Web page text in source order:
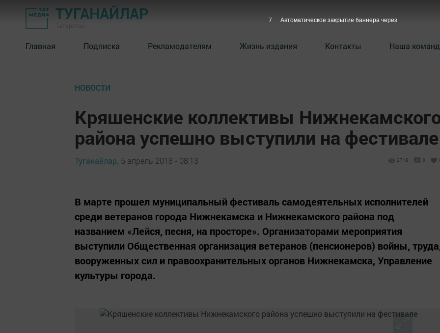
ТУГАНАЙЛАР
Главная Подписка Рекламодателям Жизнь издания Контакты Наша
НОВОСТИ
Кряшенские коллективы
района успешно выступили на фестивале
Туганайлар, 5 апрель 2018 - 08:13 2718 0
В марте прошел муниципальный фестиваль самодеятельных исполнителей
среди ветеранов города Нижнекамска и Нижнекамского района под
названием «Лейся, песня, на просторе». Организаторами мероприятия
выступили Общественная организация ветеранов (пенсионеров) войны,
вооруженных сил и правоохранительных органов Нижнекамска, Управление
культуры города.
6 Автоматическое закрытие баннера через